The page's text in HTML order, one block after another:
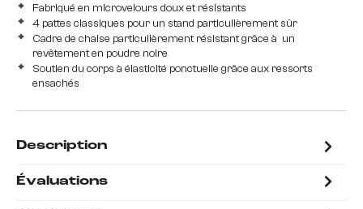
Fabriqué en microvelours doux et résistants
4 pattes classiques pour un stand particulièrement sûr
Cadre de chaise particulièrement résistant grâce à un
revêtement en poudre noire
Soutien du corps à élasticité ponctuelle grâce aux ressorts
ensachés
Description
Évaluations